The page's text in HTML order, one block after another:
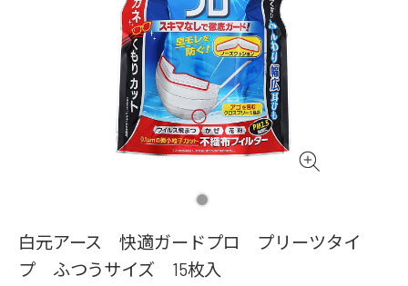
白元アース 快適ガードプロ プリーツタイ
プ ふつうサイズ 15枚入